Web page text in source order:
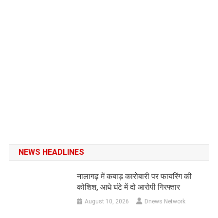
NEWS HEADLINES
नालागढ़ में कबाड़ कारोबारी पर फायरिंग की
कोशिश, आधे घंटे में दो आरोपी गिरफ्तार
August 10, 2026 Dnews Network